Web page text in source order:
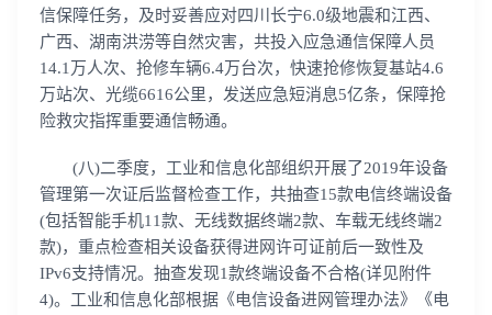
信保障任务，及时妥善应对四川长宁6.0级地震和江西、
广西、湖南洪涝等自然灾害，共投入应急通信保障人员
14.1万人次、抢修车辆6.4万台次，快速抢修恢复基站4.6
万站次、光缆6616公里，发送应急短消息5亿条，保障抢
险救灾指挥重要通信畅通。
(八)二季度，工业和信息化部组织开展了2019年设备
管理第一次证后监督检查工作，共抽查15款电信终端设备
(包括智能手机11款、无线数据终端2款、车载无线终端2
款)，重点检查相关设备获得进网许可证前后一致性及
IPv6支持情况。抽查发现1款终端设备不合格(详见附件
4)。工业和信息化部根据《电信设备进网管理办法》《电